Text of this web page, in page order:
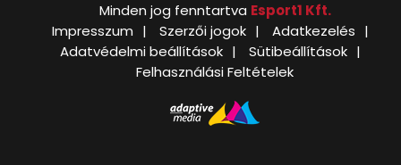
Minden jog fenntartva Esport1 Kft.
Impresszum
Szerzői jogok
Adatkezelés
Adatvédelmi beállítások
Sütibeállítások
Felhasználási Feltételek